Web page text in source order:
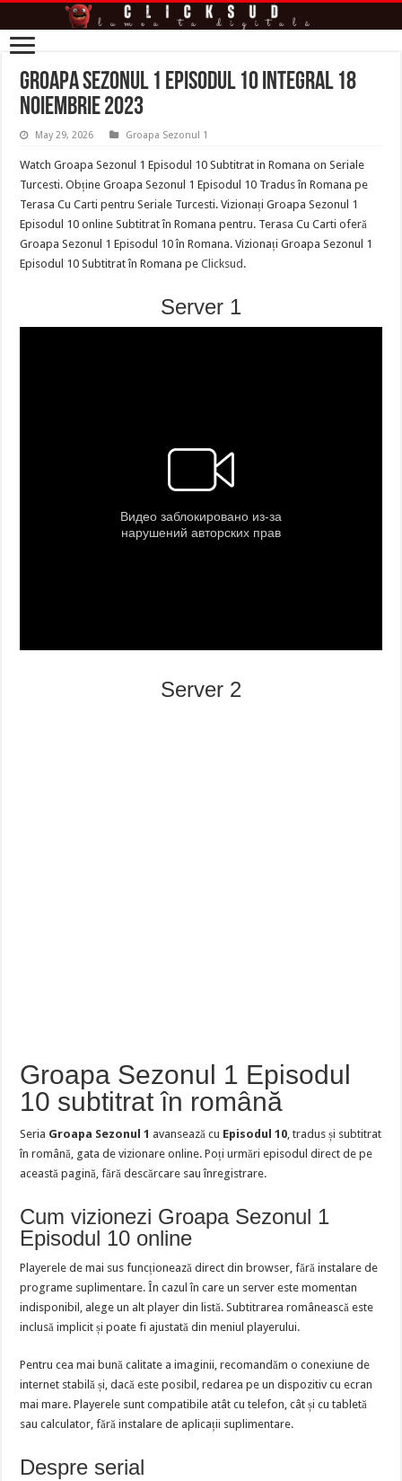
Groapa Sezonul 1 Episodul 10 Integral 18
Noiembrie 2023
May 29, 2026 Groapa Sezonul 1
Watch Groapa Sezonul 1 Episodul 10 Subtitrat in Romana on Seriale
Turcesti. Obține Groapa Sezonul 1 Episodul 10 Tradus în Romana pe
Terasa Cu Carti pentru Seriale Turcesti. Vizionați Groapa Sezonul 1
Episodul 10 online Subtitrat în Romana pentru. Terasa Cu Carti oferă
Groapa Sezonul 1 Episodul 10 în Romana. Vizionați Groapa Sezonul 1
Episodul 10 Subtitrat în Romana peClicksud .
Server 1
Server 2
Groapa Sezonul 1 Episodul
10 subtitrat în română
Seria Groapa Sezonul 1 avansează cu Episodul 10, tradus și subtitrat
în română, gata de vizionare online. Poți urmări episodul direct de pe
această pagină, fără descărcare sau înregistrare.
Cum vizionezi Groapa Sezonul 1
Episodul 10 online
Playerele de mai sus funcționează direct din browser, fără instalare de
programe suplimentare. În cazul în care un server este momentan
indisponibil, alege un alt player din listă. Subtitrarea românească este
inclusă implicit și poate fi ajustată din meniul playerului.
Pentru cea mai bună calitate a imaginii, recomandăm o conexiune de
internet stabilă și, dacă este posibil, redarea pe un dispozitiv cu ecran
mai mare. Playerele sunt compatibile atât cu telefon, cât și cu tabletă
sau calculator, fără instalare de aplicații suplimentare.
Despre serial